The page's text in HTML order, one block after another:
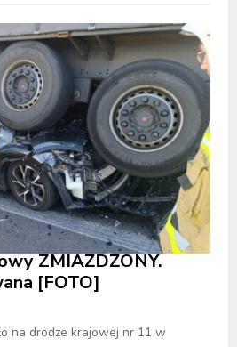
ZMIAŻDŻONY.
[FOTO]
na drodze krajowej nr 11 w